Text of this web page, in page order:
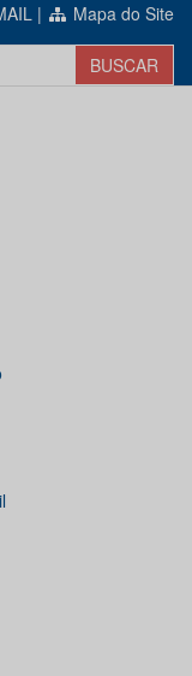
| Mapa do Site